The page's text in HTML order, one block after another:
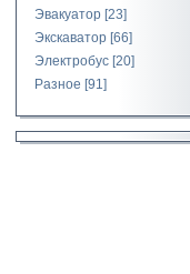
Эвакуатор [23]
Экскаватор [66]
Электробус [20]
Разное [91]